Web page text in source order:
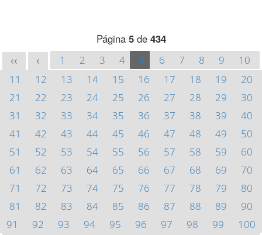
Página 5de 434
<< < 1 2 3 4 5 6 7 8 9
10
11
12 13 14 15 16 17 18 19
20
21
22 23 24 25 26 27 28 29
30
31
32 33 34 35 36 37 38 39
40
41
42 43 44 45 46 47 48 49
50
51
52 53 54 55 56 57 58 59
60
61
62 63 64 65 66 67 68 69
70
71
72 73 74 75 76 77 78 79
80
81
82 83 84 85 86 87 88 89
90
91
92 93 94 95 96 97 98 99
100